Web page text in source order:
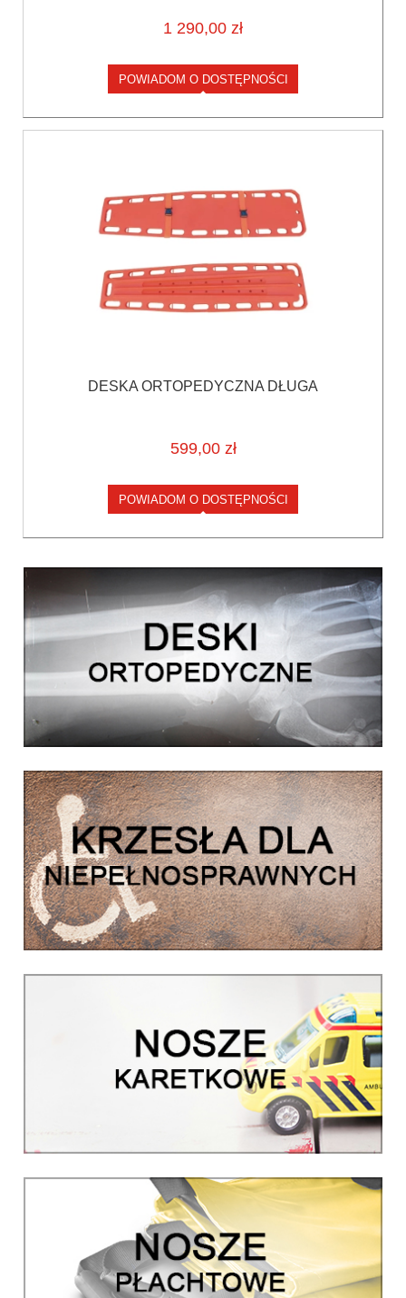
1 290,00 zł
POWIADOM O DOSTĘPNOŚCI
DESKA ORTOPEDYCZNA DŁUGA
599,00 zł
POWIADOM O DOSTĘPNOŚCI